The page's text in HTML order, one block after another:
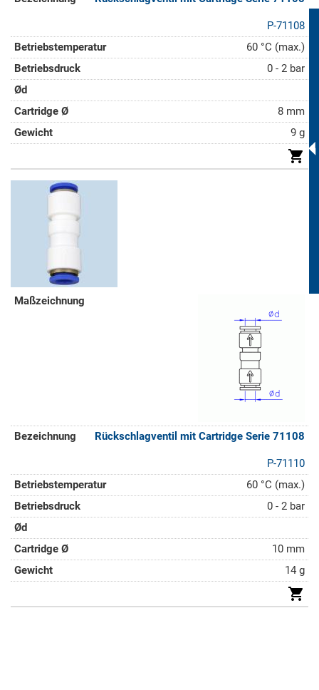
P-71108
60 °C (max.)
0 - 2 bar
8 mm
9 g
Rückschlagventil mit Cartridge Serie 71108
P-71110
60 °C (max.)
0 - 2 bar
10 mm
14 g